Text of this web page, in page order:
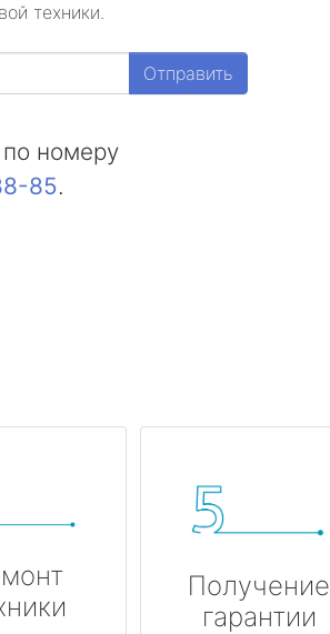
техники.
Отправить
номеру
85.
Получение
гарантии